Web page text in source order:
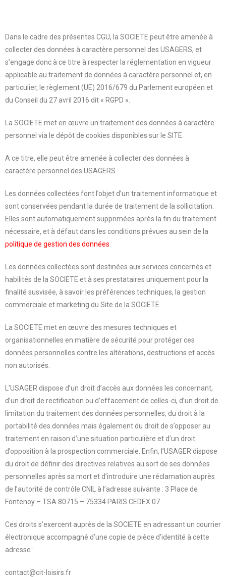
Dans le cadre des présentes CGU, la SOCIETE peut être amenée à
collecter des données à caractère personnel des USAGERS, et
s’engage donc à ce titre à respecter la réglementation en vigueur
applicable au traitement de données à caractère personnel et, en
particulier, le règlement (UE) 2016/679 du Parlement européen et
du Conseil du 27 avril 2016 dit « RGPD ».
La SOCIETE met en œuvre un traitement des données à caractère
personnel via le dépôt de cookies disponibles sur le SITE.
A ce titre, elle peut être amenée à collecter des données à
caractère personnel des USAGERS.
Les données collectées font l’objet d’un traitement informatique et
sont conservées pendant la durée de traitement de la sollicitation.
Elles sont automatiquement supprimées après la fin du traitement
nécessaire, et à défaut dans les conditions prévues au sein de la
politique de gestion des données
Les données collectées sont destinées aux services concernés et
habilités de la SOCIETE et à ses prestataires uniquement pour la
finalité susvisée, à savoir les préférences techniques, la gestion
commerciale et marketing du Site de la SOCIETE.
La SOCIETE met en œuvre des mesures techniques et
organisationnelles en matière de sécurité pour protéger ces
données personnelles contre les altérations, destructions et accès
non autorisés.
L’USAGER dispose d’un droit d’accès aux données les concernant,
d’un droit de rectification ou d’effacement de celles-ci, d’un droit de
limitation du traitement des données personnelles, du droit à la
portabilité des données mais également du droit de s’opposer au
traitement en raison d’une situation particulière et d’un droit
d’opposition à la prospection commerciale. Enfin, l’USAGER dispose
du droit de définir des directives relatives au sort de ses données
personnelles après sa mort et d’introduire une réclamation auprès
de l’autorité de contrôle CNIL à l’adresse suivante : 3 Place de
Fontenoy – TSA 80715 – 75334 PARIS CEDEX 07
Ces droits s’exercent auprès de la SOCIETE en adressant un courrier
électronique accompagné d’une copie de pièce d’identité à cette
adresse :
contact@cit-loisirs.fr